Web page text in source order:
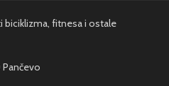
biciklizma, fitnesa i ostale